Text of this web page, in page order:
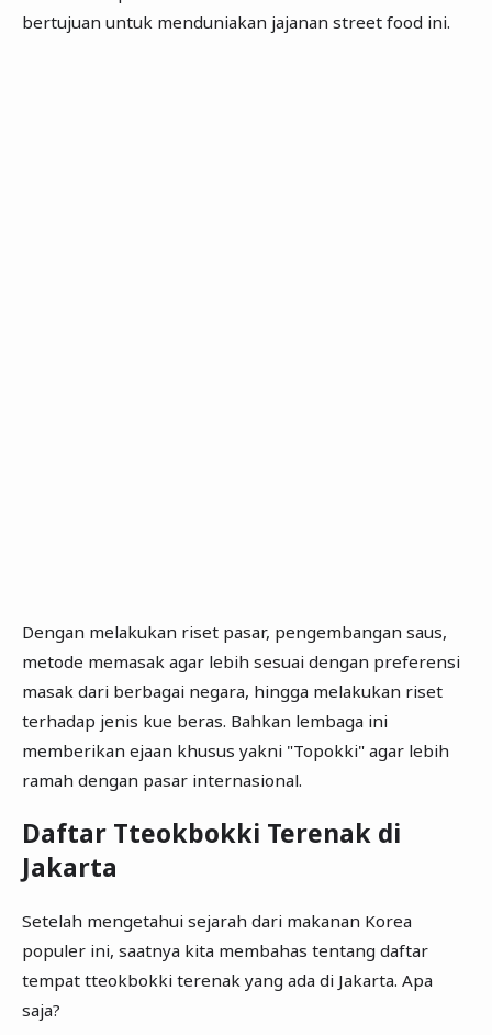
bertujuan untuk menduniakan jajanan street food ini.
Dengan melakukan riset pasar, pengembangan saus,
metode memasak agar lebih sesuai dengan preferensi
masak dari berbagai negara, hingga melakukan riset
terhadap jenis kue beras. Bahkan lembaga ini
memberikan ejaan khusus yakni "Topokki" agar lebih
ramah dengan pasar internasional.
Daftar Tteokbokki Terenak di
Jakarta
Setelah mengetahui sejarah dari makanan Korea
populer ini, saatnya kita membahas tentang daftar
tempat tteokbokki terenak yang ada di Jakarta. Apa
saja?